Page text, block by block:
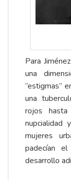
Para
una
“estigmas”
una
rojos
nupcialidad
mujeres
padecían
desarrollo